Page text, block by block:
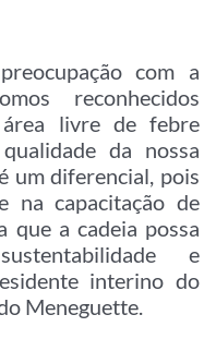
com a
reconhecidos
área livre de febre
da nossa
um diferencial, pois
na capacitação de
que a cadeia possa
e
interino do
Meneguette.